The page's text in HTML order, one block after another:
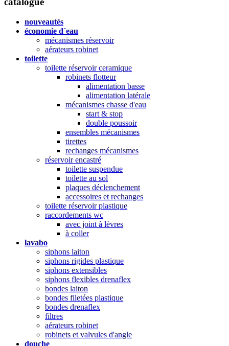
nouveautés
économie d´eau
mécanismes réservoir
aérateurs robinet
toilette
toilette réservoir ceramique
robinets flotteur
alimentation basse
alimentation latérale
mécanismes chasse d'eau
start & stop
double poussoir
ensembles mécanismes
tirettes
rechanges mécanismes
réservoir encastré
toilette suspendue
toilette au sol
plaques déclenchement
accessoires et rechanges
toilette réservoir plastique
raccordements wc
avec joint à lèvres
à coller
lavabo
siphons laiton
siphons rigides plastique
siphons extensibles
siphons flexibles drenaflex
bondes laiton
bondes filetées plastique
bondes drenaflex
filtres
aérateurs robinet
robinets et valvules d'angle
douche